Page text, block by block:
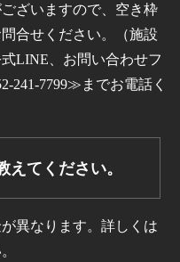
ざいますので、空き枠
合せください。（施設
LINE、お問い合わせフ
241-7799≫までお電話く
てください。
異なります。詳しくは